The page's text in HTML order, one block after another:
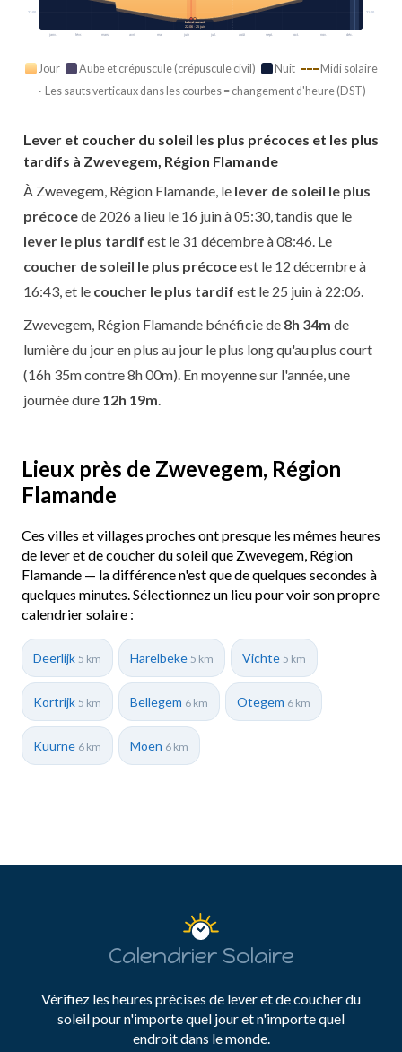
janv. févr. mars avril mai juin juil. août sept. oct. nov. déc.
21:00 21:00
Latest sunset
22:06 · 25 juin
Jour Aube et crépuscule (crépuscule civil) Nuit
Midi solaire
· Les sauts verticaux dans les courbes = changement d'heure (DST)
Lever et coucher du soleil les plus précoces et les plus
tardifs à Zwevegem, Région Flamande
À Zwevegem, Région Flamande, le lever de soleil le plus
précocede 2026 a lieu le 16 juin à 05:30, tandis que le
lever le plus tardif est le 31 décembre à 08:46. Le
coucher de soleil le plus précoceest le 12 décembre à
16:43, et le coucher le plus tardif est le 25 juin à 22:06.
Zwevegem, Région Flamande bénéficie de 8h 34m de
lumière du jour en plus au jour le plus long qu'au plus court
(16h 35m contre 8h 00m). En moyenne sur l'année, une
journée dure 12h 19m
Lieux près de Zwevegem, Région
Flamande
Ces villes et villages proches ont presque les mêmes heures
de lever et de coucher du soleil que Zwevegem, Région
Flamande — la différence n'est que de quelques secondes à
quelques minutes. Sélectionnez un lieu pour voir son propre
calendrier solaire :
Deerlijk 5 km Harelbeke 5 km Vichte 5 km
Kortrijk 5 km Bellegem 6 km Otegem 6 km
Kuurne 6 km Moen 6 km
Calendrier Solaire
Vérifiez les heures précises de lever et de coucher du
soleil pour n'importe quel jour et n'importe quel
endroit dans le monde.